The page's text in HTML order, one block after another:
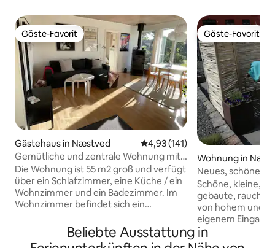
Gäste-Favorit
Gäste-Favorit
Gästehaus in Næstved Durchschnittliche Bewertung:
4,93 (141)
Gemütliche und zentrale Wohnung mit
eigenem Außenbereich.
Die Wohnung ist 55 m2 groß und verfügt
über ein Schlafzimmer, eine Küche / ein
Wohnzimmer und ein Badezimmer. Im
Wohnzimmer befindet sich ein
ein Essbereich für vier Personen. Die
Küche verfügt über einen Ofen,
Gäste-Favorit
Gäste-Favorit
Wohnung in
Neues, schönes
für 2 Personen.
Schöne, kleine,
gebaute,
von hohem und
eigenem
Personen. Modernes, einfaches,
nordisches
Beliebte Ausstattung in